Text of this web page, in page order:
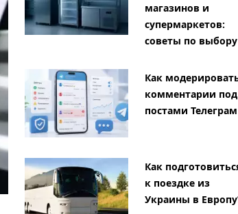
магазинов и
супермаркетов:
советы по выбору
Как
комментарии под
постами Телеграм
Как
к поездке из
Украины в